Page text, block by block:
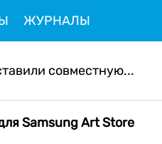
ЖУРНАЛЫ
совместную...
Samsung Art Store